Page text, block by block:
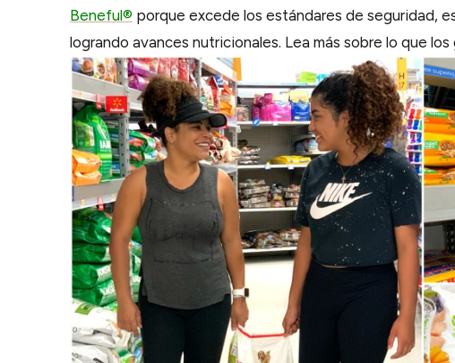
Beneful® porque excede los estándares de seguridad,
logrando avances nutricionales. Lea más sobre lo que los